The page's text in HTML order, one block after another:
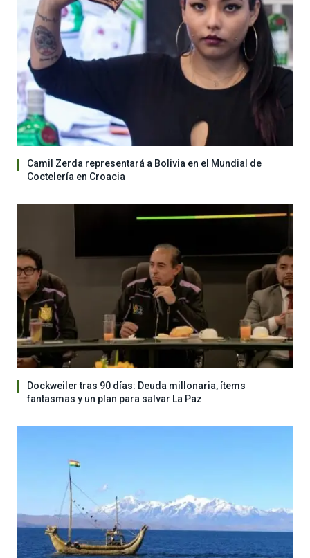
Camil Zerda representará a Bolivia en el Mundial de
Coctelería en Croacia
Dockweiler tras 90 días: Deuda millonaria, ítems
fantasmas y un plan para salvar La Paz